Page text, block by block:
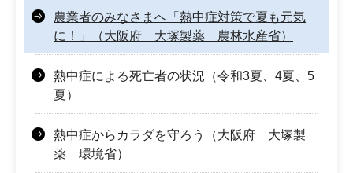
農業者のみなさまへ「熱中症対策で夏も元気
に！」（大阪府 大塚製薬 農林水産省）
熱中症による死亡者の状況（令和3夏、4夏、5
夏）
熱中症からカラダを守ろう（大阪府 大塚製
薬 環境省）